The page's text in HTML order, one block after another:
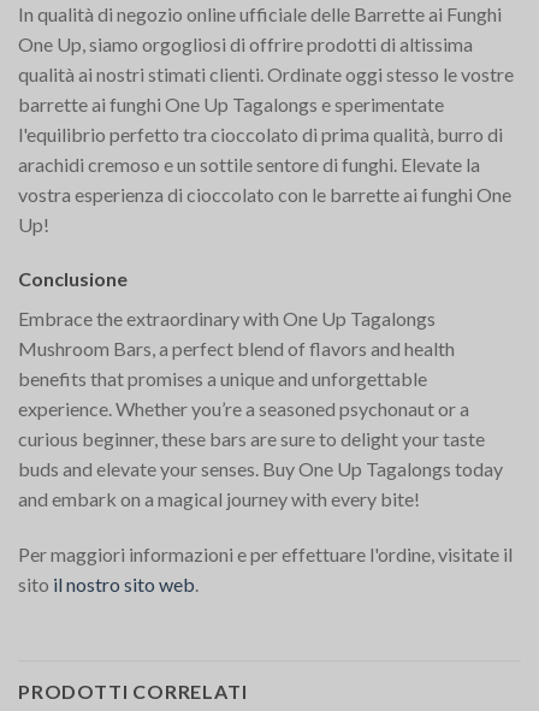
In qualità di negozio online ufficiale delle Barrette ai Funghi
One Up, siamo orgogliosi di offrire prodotti di altissima
qualità ai nostri stimati clienti. Ordinate oggi stesso le vostre
barrette ai funghi One Up Tagalongs e sperimentate
l'equilibrio perfetto tra cioccolato di prima qualità, burro di
arachidi cremoso e un sottile sentore di funghi. Elevate la
vostra esperienza di cioccolato con le barrette ai funghi One
Up!
Conclusione
Embrace the extraordinary with One Up Tagalongs
Mushroom Bars, a perfect blend of flavors and health
benefits that promises a unique and unforgettable
experience. Whether you’re a seasoned psychonaut or a
curious beginner, these bars are sure to delight your taste
buds and elevate your senses. Buy One Up Tagalongs today
and embark on a magical journey with every bite!
Per maggiori informazioni e per effettuare l'ordine, visitate il
sito il nostro sito web.
PRODOTTI CORRELATI